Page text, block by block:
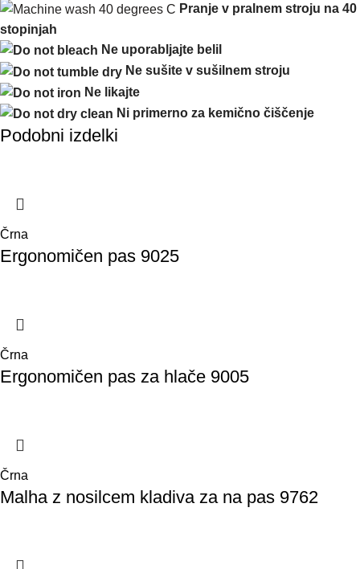
Pranje v pralnem stroju na 40
stopinjah
Ne uporabljajte belil
Ne sušite v sušilnem stroju
Ne likajte
Ni primerno za kemično čiščenje
Podobni izdelki
Črna
Ergonomičen pas 9025
Črna
Ergonomičen pas za hlače 9005
Črna
Malha z nosilcem kladiva za na pas 9762